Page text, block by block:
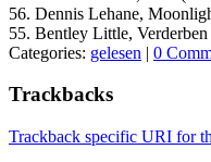
56. Dennis Lehane,
55. Bentley Little,
Categories: gelesen | 0
Trackbacks
Trackback specific URI for